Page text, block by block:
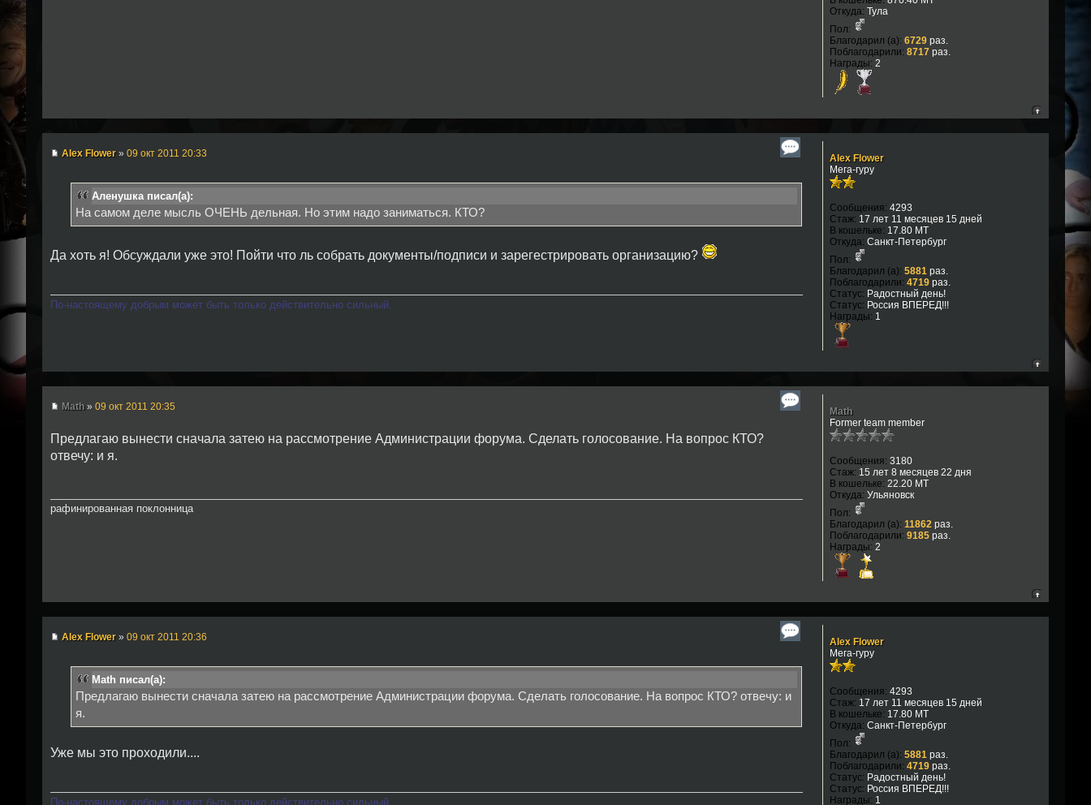
Откуда: Тула
Пол:
Благодарил (а): 6729раз.
Поблагодарили: 8717раз.
Награды: 2
Alex Flower » 09 окт 2011 20:33
Аленушка писал(а):
На самом деле мысль ОЧЕНЬ дельная. Но этим надо заниматься. КТО?
Да хоть я! Обсуждали уже это! Пойти что ль собрать документы/подписи и зарегестрировать организацию?
По-настоящему добрым может быть только действительно сильный.
Alex Flower
Мега-гуру
Сообщения: 4293
Стаж: 17 лет 11 месяцев 15 дней
В кошельке: 17.80 MT
Откуда: Санкт-Петербург
Пол:
Благодарил (а): 5881раз.
Поблагодарили: 4719раз.
Статус: Радостный день!
Статус: Россия ВПЕРЕД!!!
Награды: 1
Math » 09 окт 2011 20:35
Предлагаю вынести сначала затею на рассмотрение Администрации форума. Сделать голосование. На вопрос КТО?
отвечу: и я.
рафинированная поклонница
Math
Former team member
Сообщения: 3180
Стаж: 15 лет 8 месяцев 22 дня
В кошельке: 22.20 MT
Откуда: Ульяновск
Пол:
Благодарил (а): 11862раз.
Поблагодарили: 9185раз.
Награды: 2
Alex Flower » 09 окт 2011 20:36
Math писал(а):
Предлагаю вынести сначала затею на рассмотрение Администрации форума. Сделать голосование. На вопрос КТО? отвечу: и
я.
Уже мы это проходили....
По-настоящему добрым может быть только действительно сильный.
Alex Flower
Мега-гуру
Сообщения: 4293
Стаж: 17 лет 11 месяцев 15 дней
В кошельке: 17.80 MT
Откуда: Санкт-Петербург
Пол:
Благодарил (а): 5881раз.
Поблагодарили: 4719раз.
Статус: Радостный день!
Статус: Россия ВПЕРЕД!!!
Награды: 1